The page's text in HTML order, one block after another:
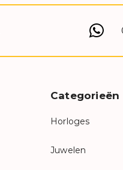
Categorieën
Horloges
Juwelen